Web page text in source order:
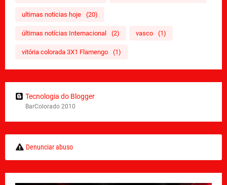
ultimas noticias hoje (20)
últimas notícias Internacional (2) vasco (1)
vitória colorada 3X1 Flamengo (1)
Tecnologia do Blogger
BarColorado 2010
Denunciar abuso